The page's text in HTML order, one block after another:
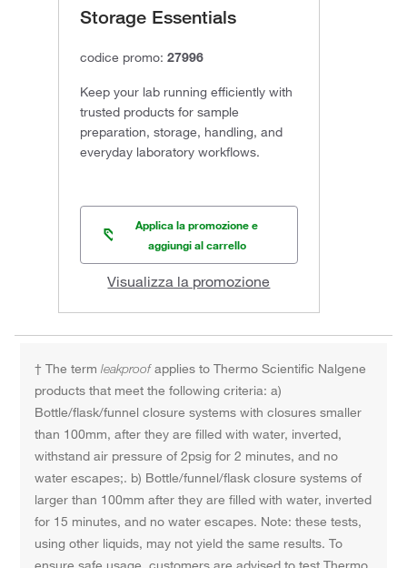
Storage Essentials
codice promo: 27996
Keep your lab running efficiently with
trusted products for sample
preparation, storage, handling, and
everyday laboratory workflows.
Applica la promozione e
aggiungi al carrello
Visualizza la promozione
† The termleakproofapplies to Thermo Scientific Nalgene
products that meet the following criteria: a)
Bottle/flask/funnel closure systems with closures smaller
than 100mm, after they are filled with water, inverted,
withstand air pressure of 2psig for 2 minutes, and no
water escapes;. b) Bottle/funnel/flask closure systems of
larger than 100mm after they are filled with water, inverted
for 15 minutes, and no water escapes. Note: these tests,
using other liquids, may not yield the same results. To